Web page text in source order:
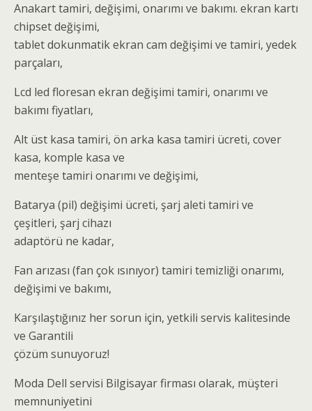
Anakart tamiri, değişimi, onarımı ve bakımı. ekran kartı
chipset değişimi,
tablet dokunmatik ekran cam değişimi ve tamiri, yedek
parçaları,
Lcd led floresan ekran değişimi tamiri, onarımı ve
bakımı fiyatları,
Alt üst kasa tamiri, ön arka kasa tamiri ücreti, cover
kasa, komple kasa ve
menteşe tamiri onarımı ve değişimi,
Batarya (pil) değişimi ücreti, şarj aleti tamiri ve
çeşitleri, şarj cihazı
adaptörü ne kadar,
Fan arızası (fan çok ısınıyor) tamiri temizliği onarımı,
değişimi ve bakımı,
Karşılaştığınız her sorun için, yetkili servis kalitesinde
ve Garantili
çözüm sunuyoruz!
Moda Dell servisi Bilgisayar firması olarak, müşteri
memnuniyetini